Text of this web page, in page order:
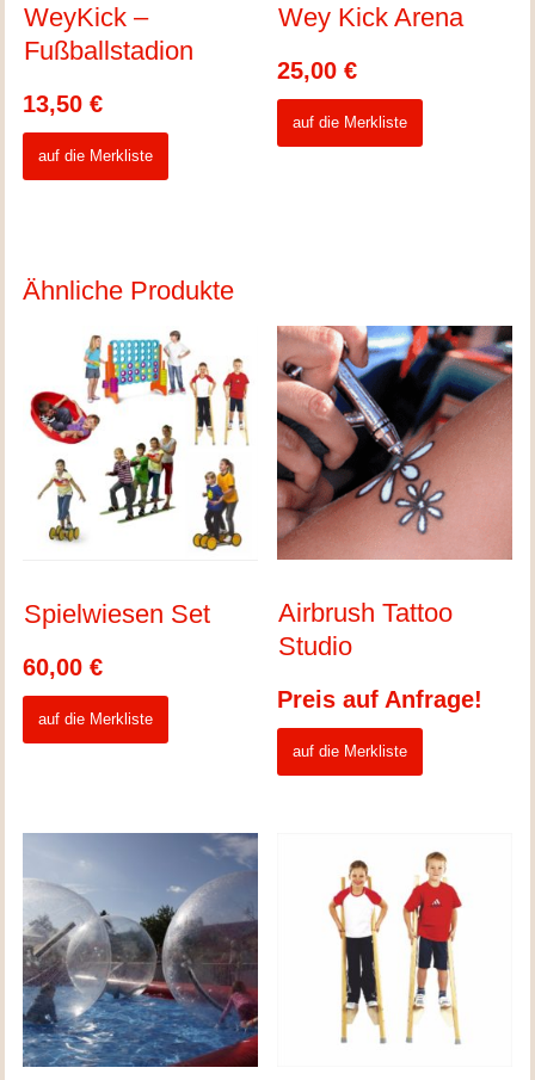
WeyKick –
Fußballstadion
13,50€
auf die Merkliste
Wey Kick Arena
25,00€
auf die Merkliste
Ähnliche Produkte
Spielwiesen Set
60,00€
auf die Merkliste
Airbrush Tattoo
Studio
Preis auf Anfrage!
auf die Merkliste